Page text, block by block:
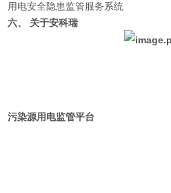
用电安全隐患监管服务系统
六、 关于安科瑞
污染源用电监管平台